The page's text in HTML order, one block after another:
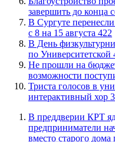
завершить до конца
​В Сургуте
с 8 на 15 августа 422
​В День
по Университетской
Не прошли на
возможности
​Триста голосов в
интерактивный хор
​В преддверии КРТ
предприниматели
вместо старого дома